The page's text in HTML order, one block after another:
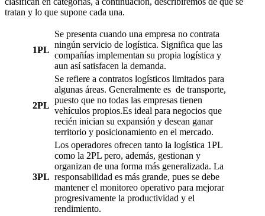
tratan y lo que supone cada una.
1PL
Se presenta cuando una empresa no contrata
ningún servicio de logística. Significa que las
compañías implementan su propia logística y
aun así satisfacen la demanda.
2PL
Se refiere a contratos logísticos limitados para
algunas áreas. Generalmente es de transporte,
puesto que no todas las empresas tienen
vehículos propios.Es ideal para negocios que
recién inician su expansión y desean ganar
territorio y posicionamiento en el mercado.
3PL
Los operadores ofrecen tanto la logística 1PL
como la 2PL pero, además, gestionan y
organizan de una forma más generalizada. La
responsabilidad es más grande, pues se debe
mantener el monitoreo operativo para mejorar
progresivamente la productividad y el
rendimiento.